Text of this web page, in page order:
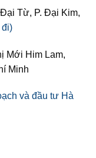
Từ, P. Đại Kim,
Mới Him Lam,
Minh
và đầu tư Hà